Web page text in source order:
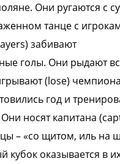
Они ругаются с
танце с
забивают
голы. Они рыдают
(lose)
год и
носяткапитана
–«со щитом, иль на
кубок оказывается в